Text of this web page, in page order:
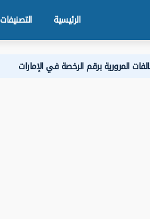
الرئيسية التصنيفات
المرورية برقم الرخصة في الإمارات